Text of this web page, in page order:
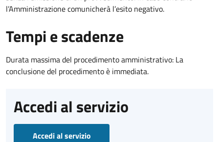
l’Amministrazione comunicherà l’esito negativo.
Tempi e scadenze
Durata massima del procedimento amministrativo: La
conclusione del procedimento è immediata.
Accedi al servizio
Accedi al servizio